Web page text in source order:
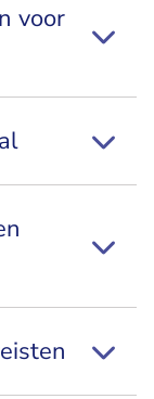
voor